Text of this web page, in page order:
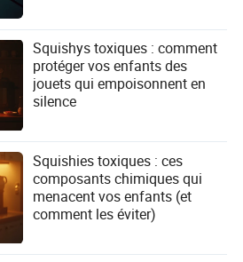
Squishys toxiques : comment
protéger vos enfants des
jouets qui empoisonnent en
silence
Squishies toxiques : ces
composants chimiques qui
menacent vos enfants (et
comment les éviter)